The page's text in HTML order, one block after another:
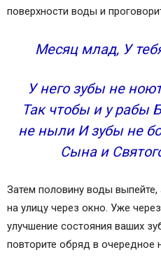
поверхности воды и
Месяц млад, У
У него зубы не
Так чтобы и у рабы
не ныли И зубы не
Сына и
Затем половину воды
на улицу через окно. Уже
улучшение состояния ваших
повторите обряд в очередное